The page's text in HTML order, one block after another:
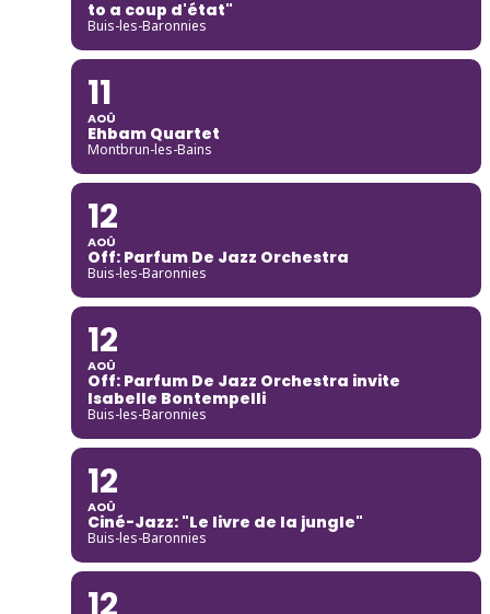
to a coup d'état"
Buis-les-Baronnies
11
AOÛ
Ehbam Quartet
Montbrun-les-Bains
12
AOÛ
Off: Parfum De Jazz Orchestra
Buis-les-Baronnies
12
AOÛ
Off: Parfum De Jazz Orchestra invite
Isabelle Bontempelli
Buis-les-Baronnies
12
AOÛ
Ciné-Jazz: "Le livre de la jungle"
Buis-les-Baronnies